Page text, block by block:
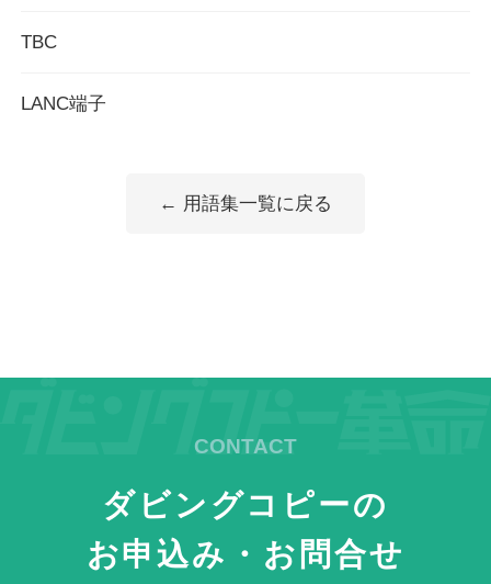
TBC
LANC端子
← 用語集一覧に戻る
ダビングコピーの
お申込み・お問合せ